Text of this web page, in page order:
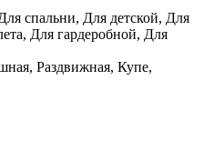
спальни, Для детской, Для
Для гардеробной, Для
Раздвижная, Купе,